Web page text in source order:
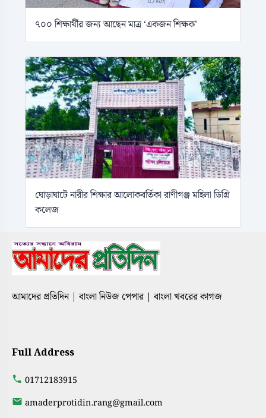
৭০০ শিক্ষার্থীর জন্য আছেন মাত্র ‘একজন শিক্ষক’
ঘোড়াঘাটে নারীর শিক্ষার আলোকবর্তিকা রাণীগঞ্জ মহিলা ডিগ্রি
কলেজ
আমাদের প্রতিদিন | বাংলা নিউজ পেপার | বাংলা খবরের কাগজ
Full Address
01712183915
amaderprotidin.rang@gmail.com